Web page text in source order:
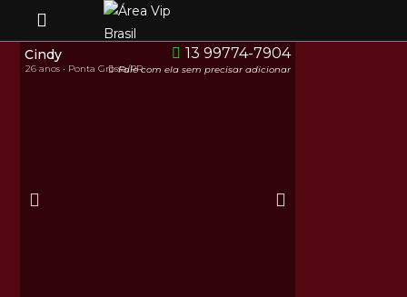
13 99774-7904
Fale com ela sem precisar adicionar
Cindy
26 anos • Ponta Grossa/PR